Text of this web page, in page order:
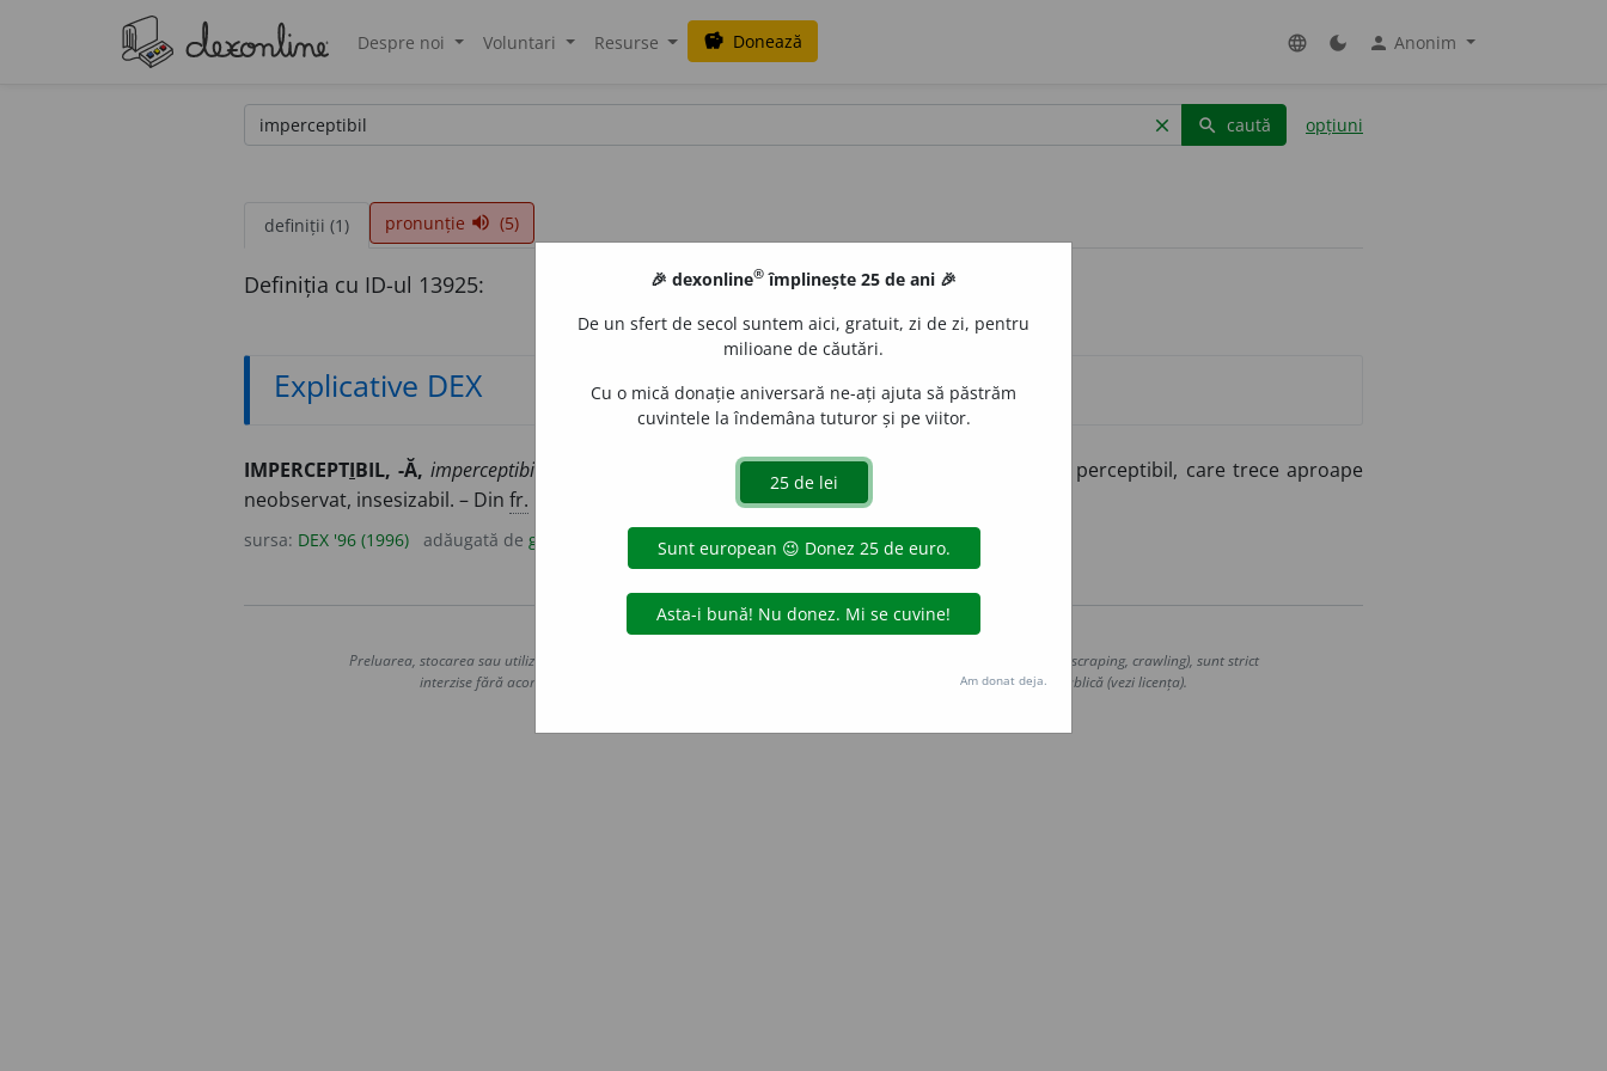
Despre noi Voluntari Resurse savings Donează language dark_mode person Anonim
clear search caută opțiuni
definiții (1) pronunție volume_up (5)
Definiția cu ID-ul 13925:
Explicative DEX
IMPERCEPTIBIL, -Ă, imperceptibili, -e, Care nu poate fi perceput;
care este abia perceptibil, care trece aproape
neobservat, insesizabil. – Din fr.
sursa: DEX '96 (1996) adăugată de gall
Copyright © 2004-2026 dexonline (https://dexonline.ro)
Preluarea, stocarea sau utilizarea datelor de pe acest site, inclusiv prin orice metode de extragere automată (web scraping, crawling), sunt strict
interzise fără acordul nostru prealabil scris, cu excepția seturilor de date oferite oficial spre utilizare publică (vezi licența).
🎉 dexonline® împlinește 25 de ani 🎉
De un sfert de secol suntem aici, gratuit, zi de zi, pentru
milioane de căutări.
Cu o mică donație aniversară ne-ați ajuta să păstrăm
cuvintele la îndemâna tuturor și pe viitor.
Am donat deja.